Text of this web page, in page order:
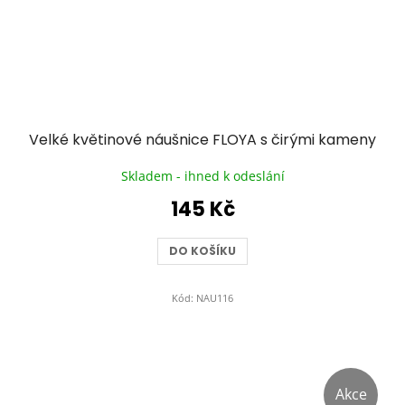
Velké květinové náušnice FLOYA s čirými kameny
Skladem - ihned k odeslání
145 Kč
DO KOŠÍKU
Kód: NAU116
Akce